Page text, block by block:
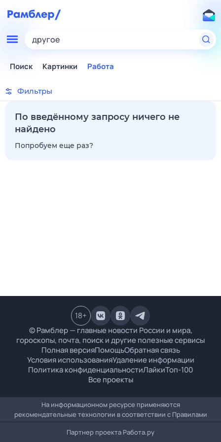
другое
Поиск Картинки Работа
Фильтры
По введённому запросу ничего не
найдено
Попробуем еще раз?
© Рамблер — главные новости России и мира,
гороскопы, почта, поиск и другие полезные сервисы
Полная версияПомощьОбратная связь
Условия использованияУдаление информации
Политика конфиденциальностиЛайкиТоп-100
Все проекты
18+
На информационном ресурсе применяются
рекомендательные технологии в соответствии с Правилами
Партнер проекта Работа.ру